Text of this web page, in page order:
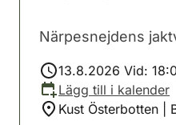
Närpesnejdens
13.8.2026 Vid:
Lägg till i kalender
Kust Österbotten |